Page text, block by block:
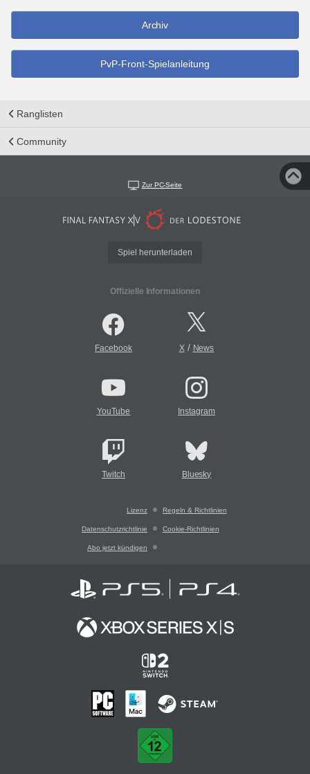
Archiv
PvP-Front-Spielanleitung
Ranglisten
Community
Zur PC-Seite
Spiel herunterladen
Offizielle Informationen
Facebook X/ News
YouTube Instagram
Twitch Bluesky
Lizenz Regeln & Richtlinien
Datenschutzrichtlinie Cookie-Richtlinien
Abo jetzt kündigen